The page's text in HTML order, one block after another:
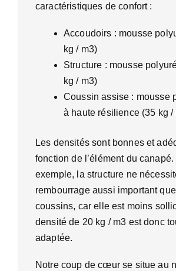
caractéristiques de confort :
Accoudoirs : mousse
kg / m3)
Structure : mousse
kg / m3)
Coussin assise : mousse
à haute résilience (35 kg /
Les densités sont bonnes et
fonction de l’élément du canapé.
exemple, la structure ne
rembourrage aussi important
coussins, car elle est moins
densité de 20 kg / m3 est donc
adaptée.
Notre coup de cœur se situe au